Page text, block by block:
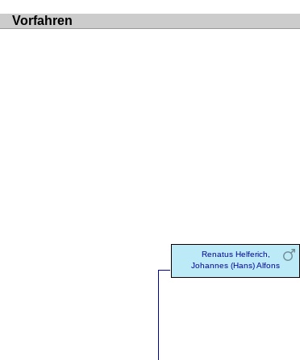
Vorfahren
Renatus Helferich,
Johannes (Hans) Alfons